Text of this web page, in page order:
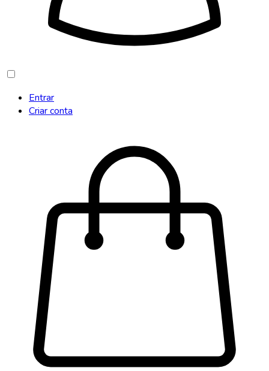
Entrar
Criar conta